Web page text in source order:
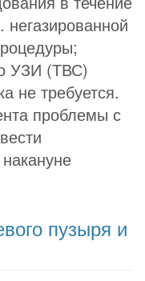
УЗИ (ТВС)
не требуется.
проблемы с
пузыря и